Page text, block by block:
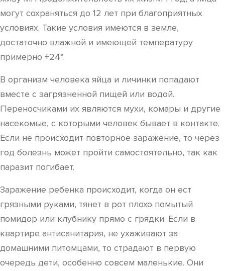
могут сохраняться до 12 лет при благоприятных
условиях. Такие условия имеются в земле,
достаточно влажной и имеющей температуру
примерно +24°.
В организм человека яйца и личинки попадают
вместе с загрязненной пищей или водой.
Переносчиками их являются мухи, комары и другие
насекомые, с которыми человек бывает в контакте.
Если не происходит повторное заражение, то через
год болезнь может пройти самостоятельно, так как
паразит погибает.
Заражение ребенка происходит, когда он ест
грязными руками, тянет в рот плохо помытый
помидор или клубнику прямо с грядки. Если в
квартире антисанитария, не ухаживают за
домашними питомцами, то страдают в первую
очередь дети, особенно совсем маленькие. Они